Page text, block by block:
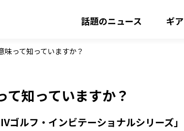
話題のニュース ギア
味って知っていますか？
知っていますか？
ルフ・インビテーショナルシリーズ」